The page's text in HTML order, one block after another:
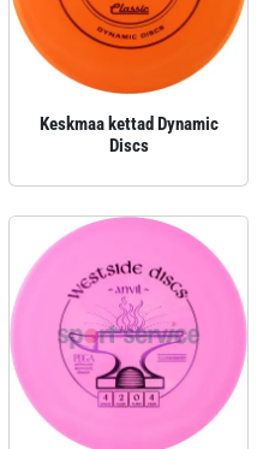
Keskmaa kettad Dynamic
Discs